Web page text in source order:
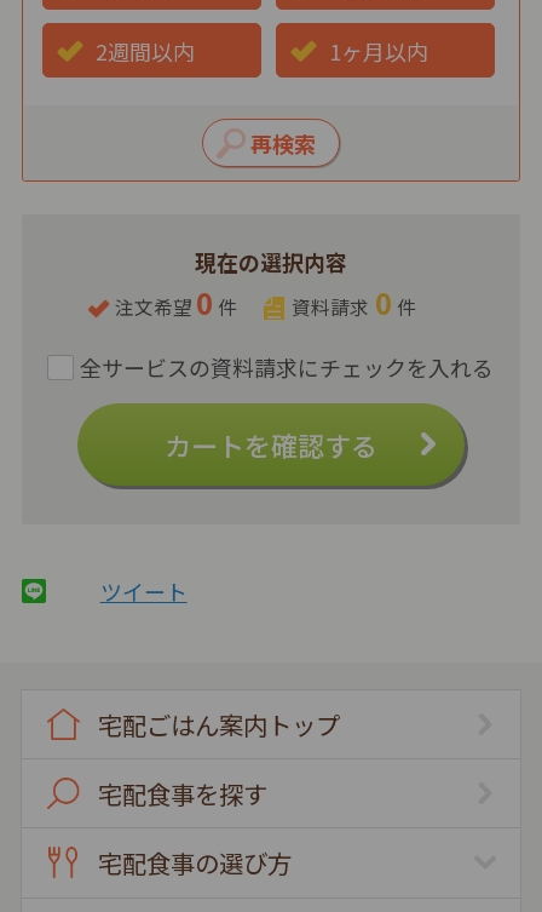
現在の選択内容
注文希望 0 件 資料請求 0 件
カートを確認する
2週間以内 1ヶ月以内
ツイート
宅配ごはん案内トップ
宅配食事を探す
宅配食事の選び方